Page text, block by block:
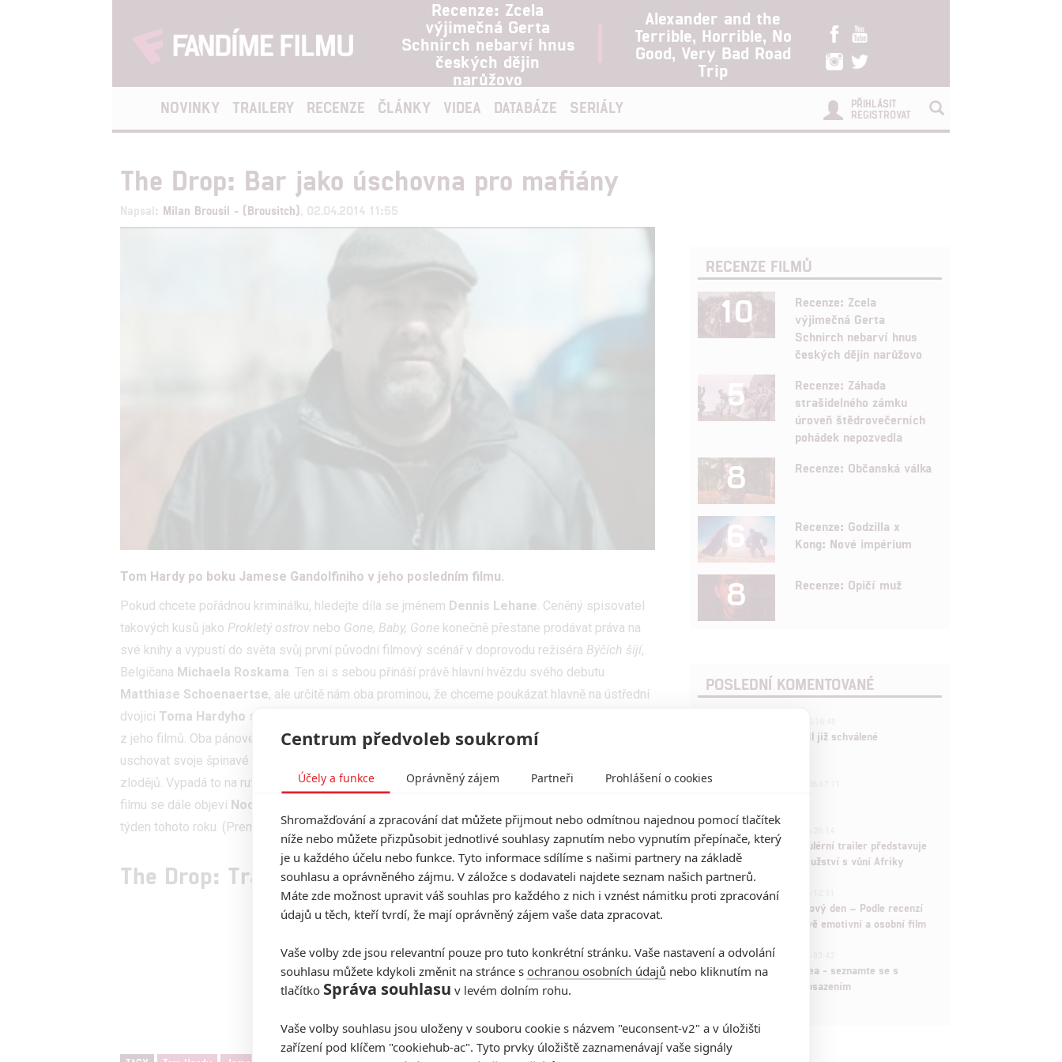
Recenze: Zcela
výjimečná Gerta
Schnirch nebarví hnus
českých dějin
narůžovo
Alexander and the
Terrible, Horrible, No
Good, Very Bad Road
Trip
NOVINKY TRAILERY RECENZE ČLÁNKY VIDEA DATABÁZE SERIÁLY
PŘIHLÁSIT
REGISTROVAT
The Drop: Bar jako úschovna pro mafiány
Napsal: Milan Brousil - (Brousitch) , 02.04.2014 11:55
Tom Hardy po boku Jamese Gandolfiniho v jeho posledním filmu.
Pokud chcete pořádnou kriminálku, hledejte díla se jménem Dennis Lehane. Ceněný spisovatel
takových kusů jako Prokletý ostrov nebo Gone, Baby, Gone konečně přestane prodávat práva na
své knihy a vypustí do světa svůj první původní filmový scénář v doprovodu režiséra Býčích šíjí,
Belgičana Michaela Roskama. Ten si s sebou přináší právě hlavní hvězdu svého debutu
Matthiase Schoenaertse, ale určitě nám oba prominou, že chceme poukázat hlavně na ústřední
dvojici Toma Hardyho s
z jeho filmů. Oba pánové budou provozovat jak jinak, než "Drop", bar, kam si mafiáni chodí na čas
uschovat svoje špinavé prachy. Problémy nastanou, když tuhle zapadlou nalejvárnu vykrade parta
zlodějů. Vypadá to na rutinní zápletku, ale od Lehaneho bych takhle snadné sousto nečekal. Ve
filmu se dále objeví Noomi Rapace
týden tohoto roku. (Premiéra v ČR30.10.).
The Drop: Trailer
RECENZE FILMŮ
10
Recenze: Zcela
výjimečná Gerta
Schnirch nebarví hnus
českých dějin narůžovo
5
Recenze: Záhada
strašidelného zámku
úroveň štědrovečerních
pohádek nepozvedla
8 Recenze: Občanská válka
6
Recenze: Godzilla x
Kong: Nové impérium
8 Recenze: Opičí muž
POSLEDNÍ KOMENTOVANÉ
Marvel nečekaně zrušil již schválené
1
Děti krve a kostí: Regulérní trailer představuje
akční fantasy dobrodružství s vůní Afriky
1 ČLÁNEK | 30.07.2026 12:31
Spider-Man: Zbrusu nový den – Podle recenzí
máme čekat překvapivě emotivní a osobní film
1ČLÁNEK | 30.07.2026 03:42
Velké preview: Odyssea - seznamte se s
maximálně nabitým obsazením
Centrum předvoleb soukromí
Účely a funkce Oprávněný zájem Partneři Prohlášení o cookies
Shromažďování a zpracování dat můžete přijmout nebo odmítnou najednou pomocí tlačítek
níže nebo můžete přizpůsobit jednotlivé souhlasy zapnutím nebo vypnutím přepínače, který
je u každého účelu nebo funkce. Tyto informace sdílíme s našimi partnery na základě
souhlasu a oprávněného zájmu. V záložce s dodavateli najdete seznam našich partnerů.
Máte zde možnost upravit váš souhlas pro každého z nich i vznést námitku proti zpracování
údajů u těch, kteří tvrdí, že mají oprávněný zájem vaše data zpracovat.
Vaše volby zde jsou relevantní pouze pro tuto konkrétní stránku. Vaše nastavení a odvolání
souhlasu můžete kdykoli změnit na stránce s ochranou osobních údajů nebo kliknutím na
tlačítko Správa souhlasu v levém dolním rohu.
Vaše volby souhlasu jsou uloženy v souboru cookie s názvem "euconsent-v2" a v úložišti
zařízení pod klíčem "cookiehub-ac". Tyto prvky úložiště zaznamenávají vaše signály